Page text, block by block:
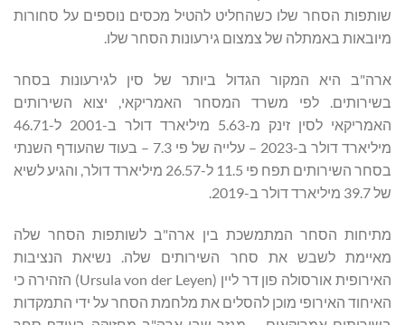
שותפות הסחר שלו כשהחליט להטיל מכסים נוספים על סחורות
מיובאות באמתלה של צמצום גירעונות הסחר שלו.
ארה"ב היא המקור הגדול ביותר של סין לגירעונות בסחר
בשירותים. לפי משרד המסחר האמריקאי, יצוא השירותים
האמריקאי לסין זינק מ-5.63 מיליארד דולר ב-2001 ל-46.71
מיליארד דולר ב-2023 – עלייה של פי 7.3 – בעוד שהעודף השנתי
בסחר השירותים תפח פי 11.5 ל-26.57 מיליארד דולר, והגיע לשיא
של 39.7 מיליארד דולר ב-2019.
מתיחות הסחר המתמשכת בין ארה"ב לשותפות הסחר שלה
מאיימת לשבש את סחר השירותים שלה. נשיאת הנציבות
האירופית אורסולה פון דר ליין (Ursula von der Leyen) הזהירה כי
האיחוד האירופי מוכן להסלים את מלחמת הסחר על ידי התמקדות